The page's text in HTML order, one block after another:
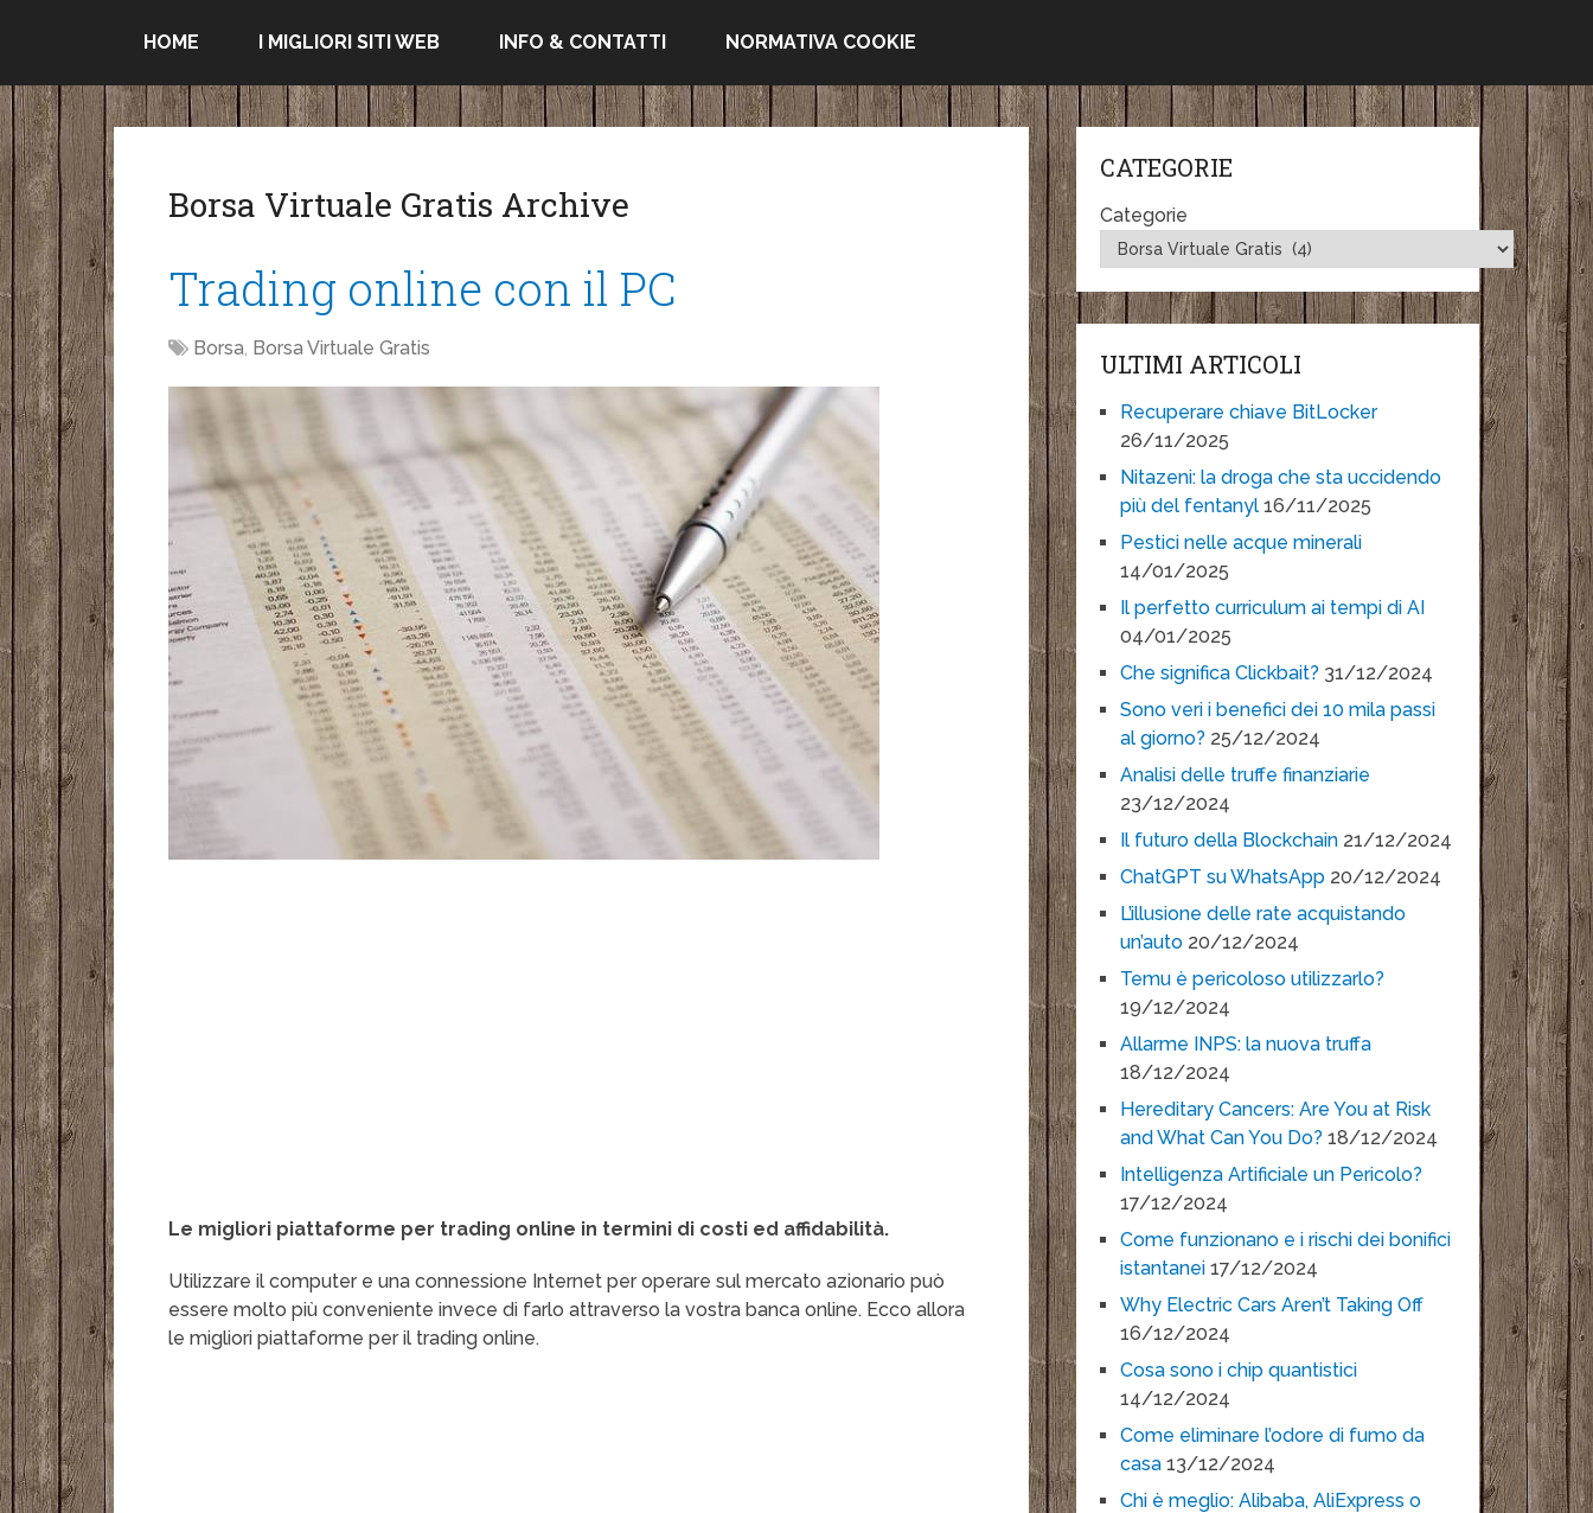
HOME I MIGLIORI SITI WEB INFO & CONTATTI NORMATIVA COOKIE
Borsa Virtuale Gratis Archive
Trading online con il PC
Borsa, Borsa Virtuale Gratis
Le migliori piattaforme per trading online in termini di costi ed affidabilità.
Utilizzare il computer e una connessione Internet per operare sul mercato azionario può
essere molto più conveniente invece di farlo attraverso la vostra banca online. Ecco allora
le migliori piattaforme per il trading online.
CATEGORIE
Categorie
ULTIMI ARTICOLI
Recuperare chiave BitLocker
26/11/2025
Nitazeni: la droga che sta uccidendo
più del fentanyl 16/11/2025
Pestici nelle acque minerali
14/01/2025
Il perfetto curriculum ai tempi di AI
04/01/2025
Che significa Clickbait? 31/12/2024
Sono veri i benefici dei 10 mila passi
al giorno? 25/12/2024
Analisi delle truffe finanziarie
23/12/2024
Il futuro della Blockchain 21/12/2024
ChatGPT su WhatsApp 20/12/2024
L’illusione delle rate acquistando
un’auto 20/12/2024
Temu è pericoloso utilizzarlo?
19/12/2024
Allarme INPS: la nuova truffa
18/12/2024
Hereditary Cancers: Are You at Risk
and What Can You Do? 18/12/2024
Intelligenza Artificiale un Pericolo?
17/12/2024
Come funzionano e i rischi dei bonifici
istantanei 17/12/2024
Why Electric Cars Aren’t Taking Off
16/12/2024
Cosa sono i chip quantistici
14/12/2024
Come eliminare l’odore di fumo da
casa 13/12/2024
Chi è meglio: Alibaba, AliExpress o